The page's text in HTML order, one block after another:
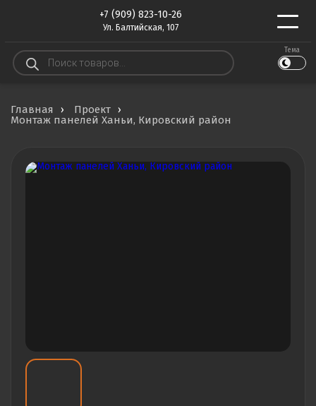
+7 (909) 823-10-26
Ул. Балтийская, 107
Поиск
товаров
Тема
Главная
Проект
Монтаж панелей Ханьи, Кировский район